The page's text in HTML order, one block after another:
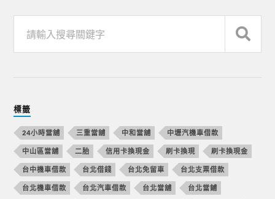
標籤
24小時當舖 三重當舖 中和當舖 中壢汽機車借款
中山區當舖 二胎 信用卡換現金 刷卡換現 刷卡換現金
台中機車借款 台北借錢 台北免留車 台北支票借款
台北機車借款 台北汽車借款 台北當舖 台北當鋪